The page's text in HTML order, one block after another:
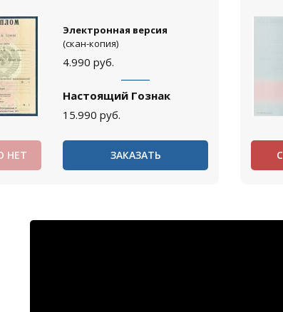
Электронная версия
(скан-копия)
4.990 руб.
Настоящий Гознак
15.990 руб.
НЕТ ЗАКАЗАТЬ